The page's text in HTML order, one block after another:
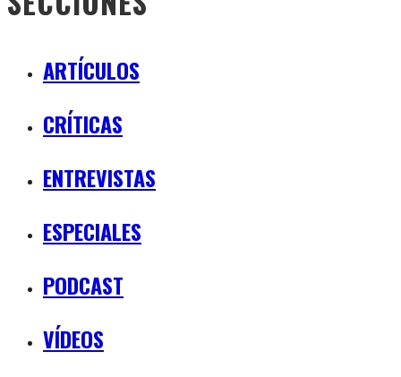
ARTÍCULOS
CRÍTICAS
ENTREVISTAS
ESPECIALES
PODCAST
VÍDEOS